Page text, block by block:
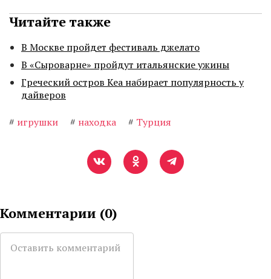
Читайте также
В Москве пройдет фестиваль джелато
В «Сыроварне» пройдут итальянские ужины
Греческий остров Кеа набирает популярность у
дайверов
# игрушки # находка # Турция
Комментарии (0)